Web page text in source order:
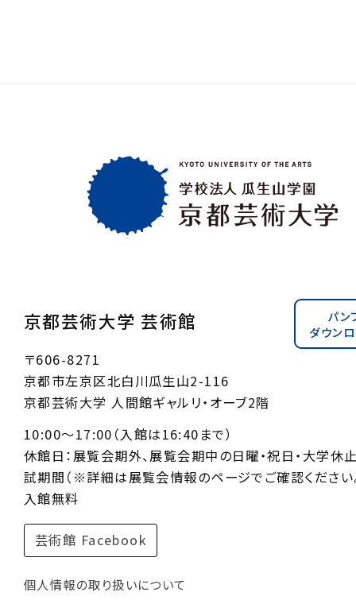
京都芸術大学 芸術館
パン
ダウン
〒606-8271
京都市左京区北白川瓜生山2-116
京都芸術大学 人間館ギャルリ・オーブ2階
10:00〜17:00（入館は16:40まで）
休館日：展覧会期外、展覧会期中の日曜・祝日・大学休
試期間（※詳細は展覧会情報のページでご確認ください
入館無料
芸術館 Facebook
個人情報の取り扱いについて